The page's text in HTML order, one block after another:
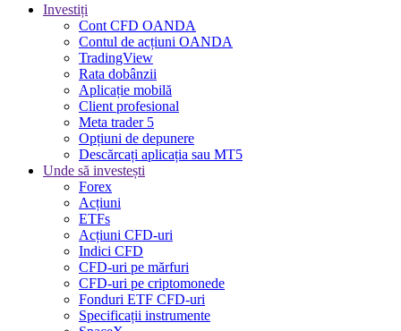
Investiți
Cont CFD OANDA
Contul de acțiuni OANDA
TradingView
Rata dobânzii
Aplicație mobilă
Client profesional
Meta trader 5
Opțiuni de depunere
Descărcați aplicația sau MT5
Unde să investești
Forex
Acțiuni
ETFs
Acțiuni CFD-uri
Indici CFD
CFD-uri pe mărfuri
CFD-uri pe criptomonede
Fonduri ETF CFD-uri
Specificații instrumente